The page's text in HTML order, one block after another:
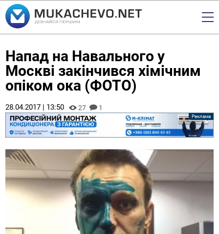
Напад на Навального у
Москві закінчився хімічним
опіком ока (ФОТО)
28.04.2017 | 13:50 27 1